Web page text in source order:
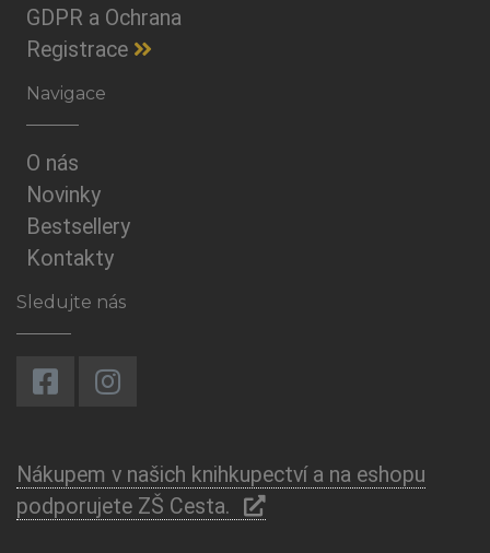
GDPR a Ochrana
Registrace
Navigace
O nás
Novinky
Bestsellery
Kontakty
Sledujte nás
Nákupem v našich knihkupectví a na eshopu
podporujete ZŠ Cesta.